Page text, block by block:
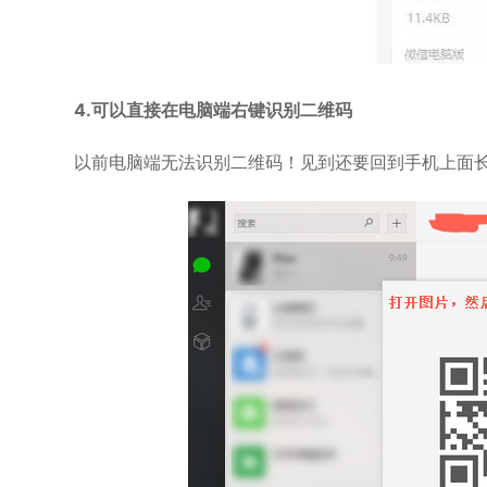
4.可以直接在电脑端右键识别二维码
以前电脑端无法识别二维码！见到还要回到手机上面